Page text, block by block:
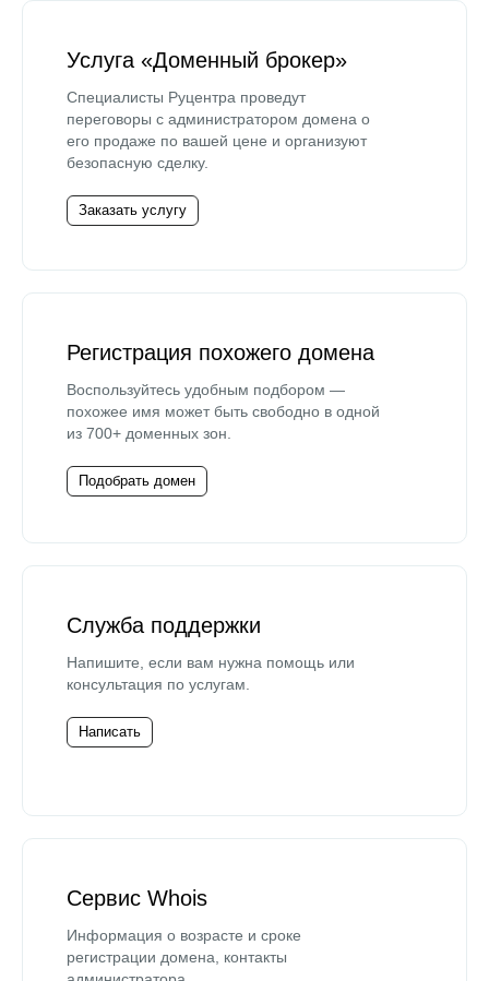
Услуга «Доменный брокер»
Специалисты Руцентра проведут
переговоры с администратором домена о
его продаже по вашей цене и организуют
безопасную сделку.
Заказать услугу
Регистрация похожего домена
Воспользуйтесь удобным подбором —
похожее имя может быть свободно в одной
из 700+ доменных зон.
Подобрать домен
Служба поддержки
Напишите, если вам нужна помощь или
консультация по услугам.
Написать
Сервис Whois
Информация о возрасте и сроке
регистрации домена, контакты